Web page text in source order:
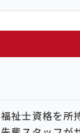
祉士資格を